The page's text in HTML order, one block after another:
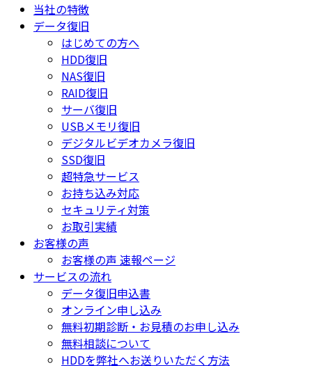
当社の特徴
データ復旧
はじめての方へ
HDD復旧
NAS復旧
RAID復旧
サーバ復旧
USBメモリ復旧
デジタルビデオカメラ復旧
SSD復旧
超特急サービス
お持ち込み対応
セキュリティ対策
お取引実績
お客様の声
お客様の声 速報ページ
サービスの流れ
データ復旧申込書
オンライン申し込み
無料初期診断・お見積のお申し込み
無料相談について
HDDを弊社へお送りいただく方法